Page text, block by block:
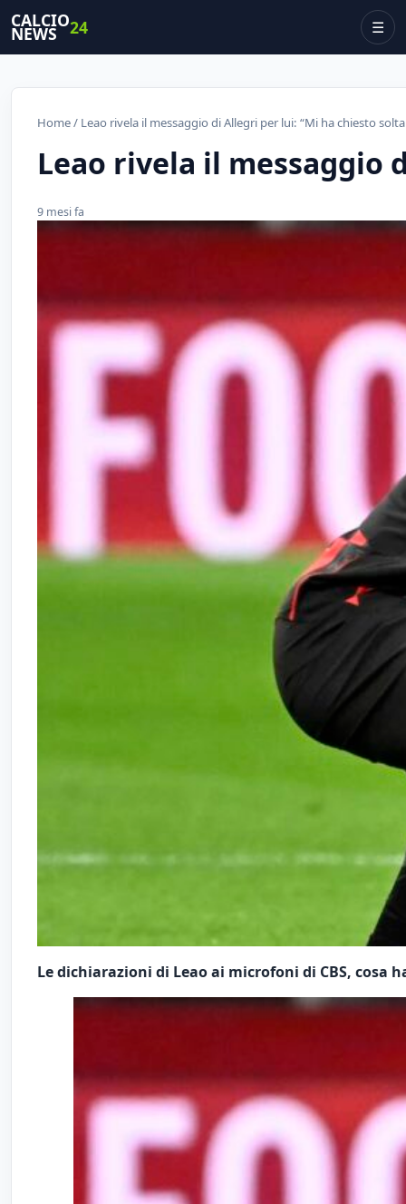
CALCIO
NEWS 24 ☰
Home/ Leao rivela il messaggio di Allegri per lui: “Mi ha chiesto
Leao rivela il messaggio
9 mesi fa
Le dichiarazioni di Leao ai microfoni di CBS, cosa